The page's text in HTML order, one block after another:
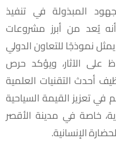
المبذولة في تنفيذ
يُعد من أبرز مشروعات
يمثل نموذجًا للتعاون الدولي
على الآثار، ويؤكد حرص
أحدث التقنيات العلمية
تعزيز القيمة السياحية
خاصة في مدينة الأقصر
الإنسانية.